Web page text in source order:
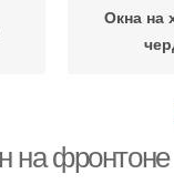
Окна на
на фронтоне